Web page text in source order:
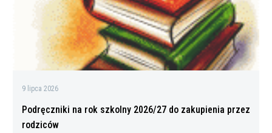
zakupienia
przez
rodziców
9 lipca 2026
Podręczniki na rok szkolny 2026/27 do zakupienia przez
rodziców